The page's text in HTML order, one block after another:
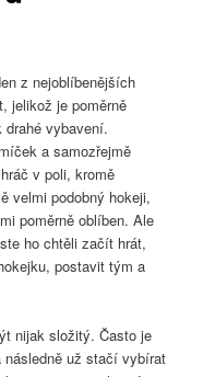
z nejoblíbenějších
jelikož je poměrně
vybavení.
a samozřejmě
v poli, kromě
velmi podobný hokeji,
poměrně oblíben. Ale
ho chtěli začít hrát,
postavit tým a
nijak složitý. Často je
následně už stačí vybírat